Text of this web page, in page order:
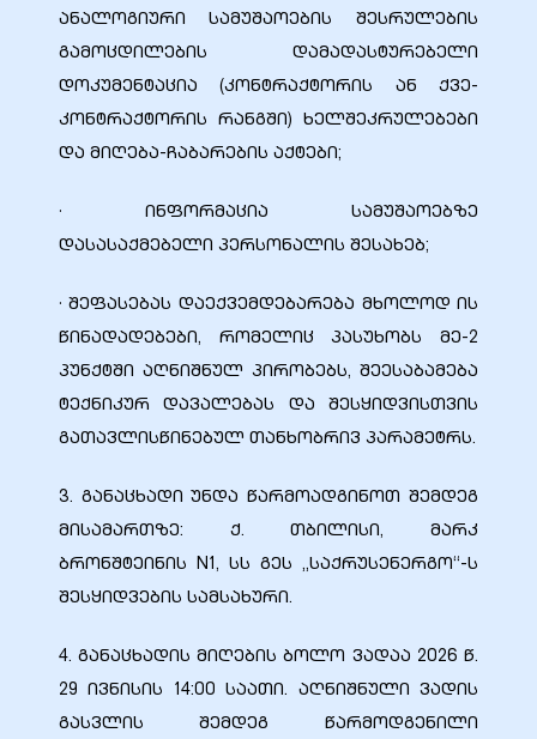
ანალოგიური სამუშაოების შესრულების
გამოცდილების დამადასტურებელი
დოკუმენტაცია (კონტრაქტორის ან ქვე-
კონტრაქტორის რანგში) ხელშეკრულებები
და მიღება-ჩაბარების აქტები;
· ინფორმაცია სამუშაოებზე
დასასაქმებელი პერსონალის შესახებ;
· შეფასებას დაექვემდებარება მხოლოდ ის
წინადადებები, რომელიც პასუხობს მე-2
პუნქტში აღნიშნულ პირობებს, შეესაბამება
ტექნიკურ დავალებას და შესყიდვისთვის
გათავლისწინებულ თანხობრივ პარამეტრს.
3. განაცხადი უნდა წარმოადგინოთ შემდეგ
მისამართზე: ქ. თბილისი, მარკ
ბრონშტეინის N1, სს გეს „საქრუსენერგო“-ს
შესყიდვების სამსახური.
4. განაცხადის მიღების ბოლო ვადაა 2026 წ.
29 ივნისის 14:00 საათი. აღნიშნული ვადის
გასვლის შემდეგ წარმოდგენილი